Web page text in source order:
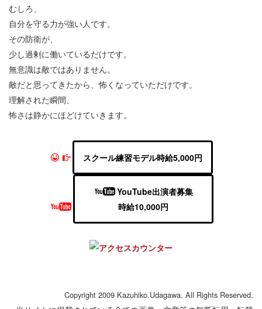
むしろ、
自分を守る力が強い人です。
その防衛が、
少し過剰に働いているだけです。
無意識は敵ではありません。
敵だと思ってきたから、怖くなっていただけです。
理解された瞬間、
怖さは静かにほどけていきます。
スクール練習モデル時給5,000円
YouTube出演者募集
時給10,000円
Copyright 2009 Kazuhiko.Udagawa. All Rights Reserved.